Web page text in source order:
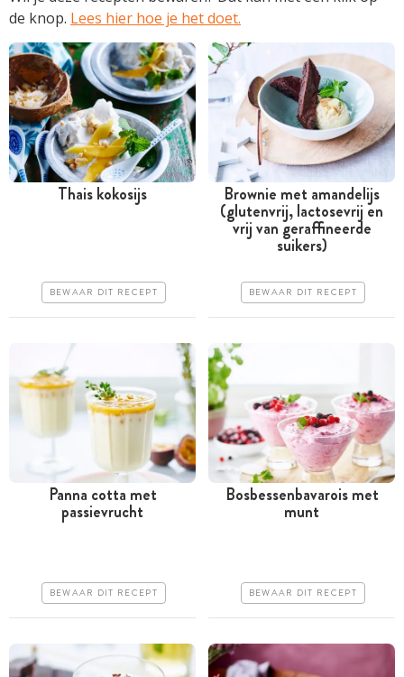
de knop. Lees hier hoe je het doet.
Erg makkelijk
Thais kokosijs
BEWAAR DIT RECEPT
Meer dan 1 uur
Iets duurder
Makkelijk
Brownie met amandelijs
(glutenvrij, lactosevrij en
vrij van geraffineerde
suikers)
BEWAAR DIT RECEPT
Minder dan 30 minuten
Erg makkelijk
Panna cotta met
passievrucht
BEWAAR DIT RECEPT
Meer dan 1 uur
Erg makkelijk
Bosbessenbavarois met
munt
BEWAAR DIT RECEPT